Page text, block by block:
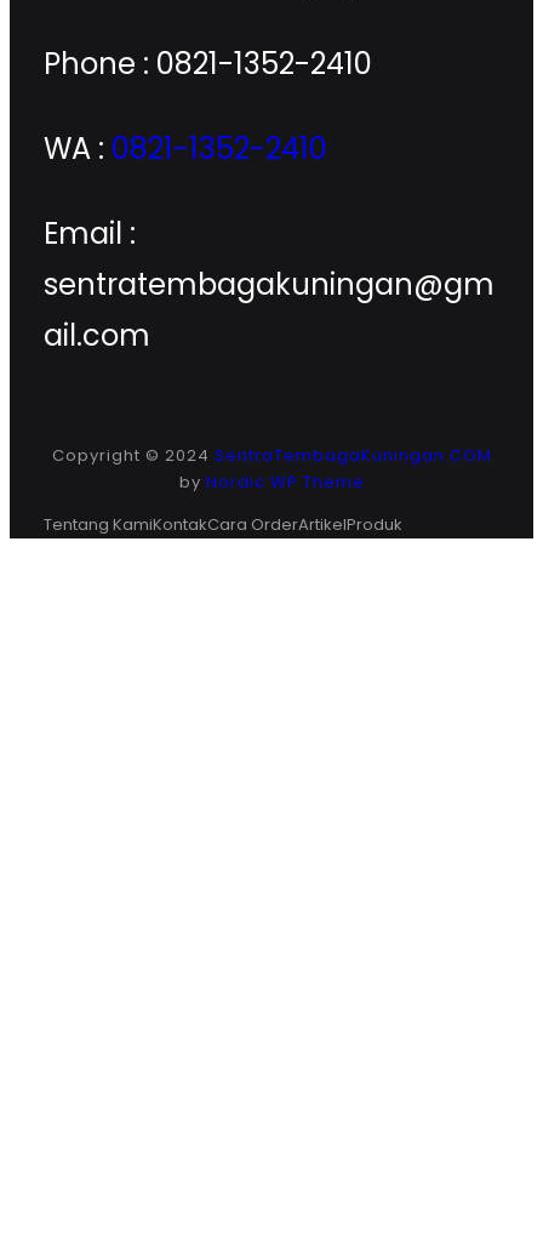
Phone : 0821-1352-2410
WA : 0821-1352-2410
Email :
sentratembagakuningan@gm
ail.com
Copyright © 2024 SentraTembagaKuningan.COM
by Nordic WP Theme
Tentang KamiKontakCara OrderArtikelProduk